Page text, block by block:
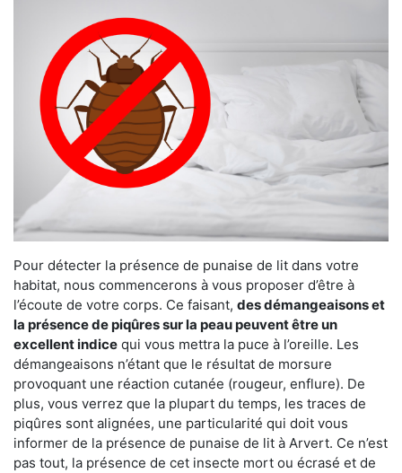
Pour détecter la présence de punaise de lit dans votre
habitat, nous commencerons à vous proposer d’être à
l’écoute de votre corps. Ce faisant, des démangeaisons et
la présence de piqûres sur la peau peuvent être un
excellent indice qui vous mettra la puce à l’oreille. Les
démangeaisons n’étant que le résultat de morsure
provoquant une réaction cutanée (rougeur, enflure). De
plus, vous verrez que la plupart du temps, les traces de
piqûres sont alignées, une particularité qui doit vous
informer de la présence de punaise de lit à Arvert. Ce n’est
pas tout, la présence de cet insecte mort ou écrasé et de